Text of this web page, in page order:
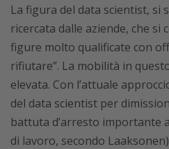
La figura del data scientist, si
ricercata dalle aziende, che si
figure molto qualificate con
rifiutare”. La mobilità in
elevata. Con l’attuale
del data scientist per
battuta d’arresto importante
di lavoro, secondo